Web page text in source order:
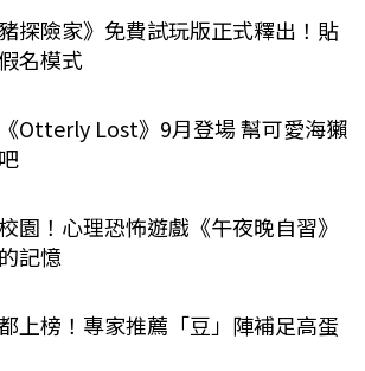
探險家》免費試玩版正式釋出！貼
名模式
Otterly Lost》9月登場 幫可愛海獺
園！心理恐怖遊戲《午夜晚自習》
記憶
上榜！專家推薦「豆」陣補足高蛋